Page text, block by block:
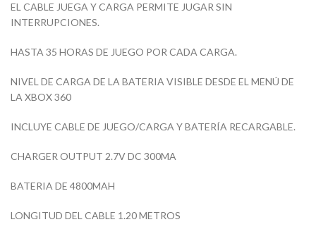
EL CABLE JUEGA Y CARGA PERMITE JUGAR SIN
INTERRUPCIONES.
HASTA 35 HORAS DE JUEGO POR CADA CARGA.
NIVEL DE CARGA DE LA BATERIA VISIBLE DESDE EL MENÚ DE
LA XBOX 360
INCLUYE CABLE DE JUEGO/CARGA Y BATERÍA RECARGABLE.
CHARGER OUTPUT 2.7V DC 300MA
BATERIA DE 4800MAH
LONGITUD DEL CABLE 1.20 METROS